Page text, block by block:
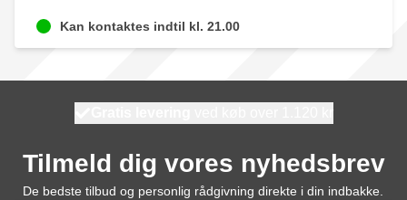
Kan kontaktes indtil kl. 21.00
Tilmeld dig vores nyhedsbrev
De bedste tilbud og personlig rådgivning direkte i din indbakke.